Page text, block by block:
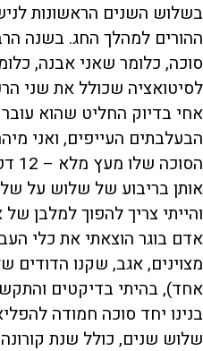
בשלוש השנים הראשונות
ההורים למהלך החג. בשנה
סוכה, כלומר שאני אבנה,
לסיטואציה שכולל את שני
אחי בדיוק החליט שהוא
הבעלבתים העייפים, ואני
אותן בריבוע של שלוש על
והייתי צריך להפוך למלבן
אדם בוגר הוצאתי את כלי
מצוינים, אגב, שקנו הדודים
אחד), בהיתי בדיקטים
בנינו יחד סוכה חמודה
שלוש שנים, כולל שנת